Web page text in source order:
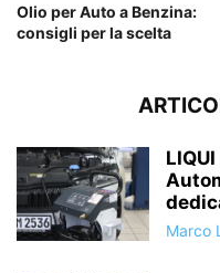
Olio per Auto a Benzina:
consigli per la scelta
Marco